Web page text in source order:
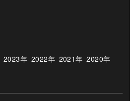
2023年 2022年 2021年 2020年